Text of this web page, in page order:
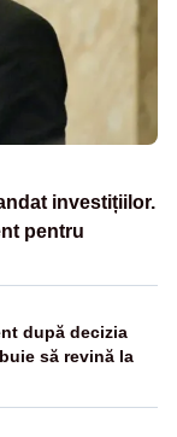
investițiilor.
pentru
după decizia
să revină la